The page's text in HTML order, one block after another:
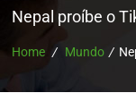
Nepal proíbe o
Home / Mundo /